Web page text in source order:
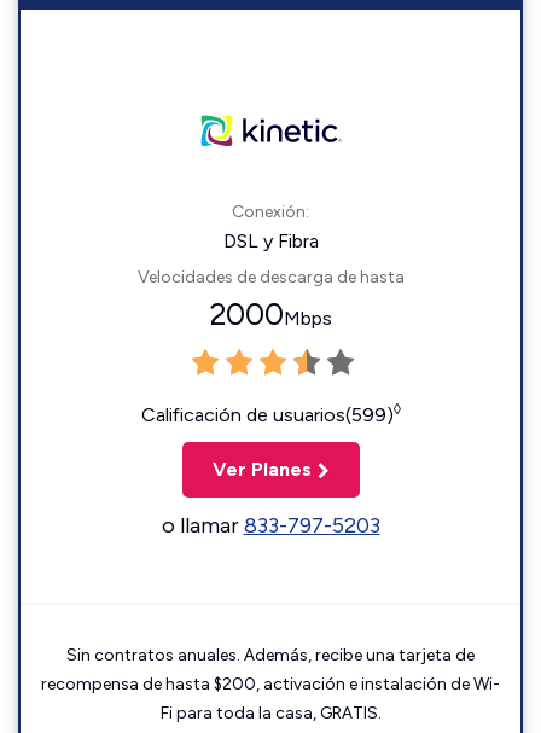
Conexión:
DSL y Fibra
Velocidades de descarga de hasta
2000Mbps
Calificación de usuarios(599)◊
Ver Planes
o llamar833-797-5203
Sin contratos anuales. Además, recibe una tarjeta de
recompensa de hasta $200, activación e instalación de Wi-
Fi para toda la casa, GRATIS.